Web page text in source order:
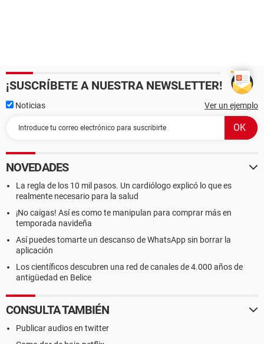
¡SUSCRÍBETE A NUESTRA NEWSLETTER!
Noticias Ver un ejemplo
NOVEDADES
La regla de los 10 mil pasos. Un cardiólogo explicó lo que es
realmente necesario para la salud
¡No caigas! Así es como te manipulan para comprar más en
temporada navideña
Así puedes tomarte un descanso de WhatsApp sin borrar la
aplicación
Los científicos descubren una red de canales de 4.000 años de
antigüedad en Belice
CONSULTA TAMBIÉN
Publicar audios en twitter